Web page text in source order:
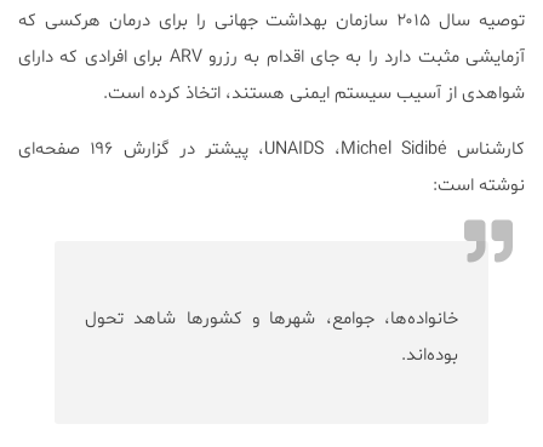
توصیه سال ۲۰۱۵ سازمان بهداشت جهانی را برای درمان هرکسی که
آزمایشی مثبت دارد را به جای اقدام به رزرو ARV برای افرادی که دارای
شواهدی از آسیب سیستم ایمنی هستند، اتخاذ کرده است.
کارشناس UNAIDS ،Michel Sidibé، پیشتر در گزارش ۱۹۶ صفحه‌ای
نوشته است:
خانواده‌ها، جوامع، شهرها و کشورها شاهد تحول
بوده‌اند.